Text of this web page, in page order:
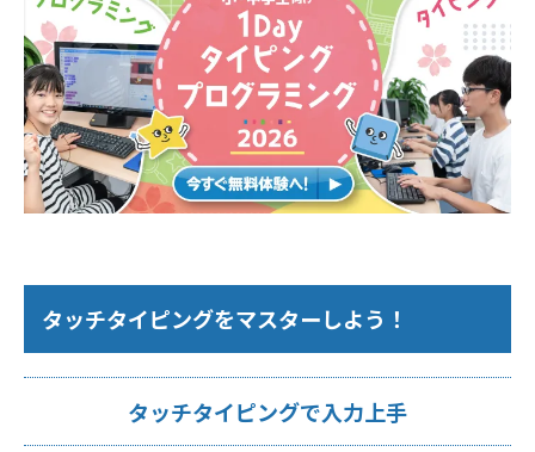
タッチタイピングをマスターしよう！
タッチタイピングで入力上手